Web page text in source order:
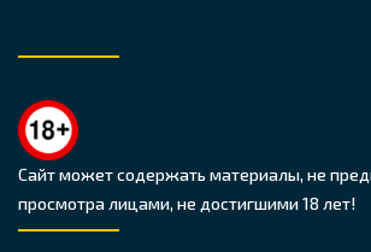
Сайт может содержать материалы, не
просмотра лицами, не достигшими 18 лет!